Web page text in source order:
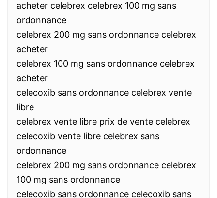
acheter celebrex celebrex 100 mg sans
ordonnance
celebrex 200 mg sans ordonnance celebrex
acheter
celebrex 100 mg sans ordonnance celebrex
acheter
celecoxib sans ordonnance celebrex vente
libre
celebrex vente libre prix de vente celebrex
celecoxib vente libre celebrex sans
ordonnance
celebrex 200 mg sans ordonnance celebrex
100 mg sans ordonnance
celecoxib sans ordonnance celecoxib sans